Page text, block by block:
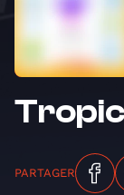
PARTAGER